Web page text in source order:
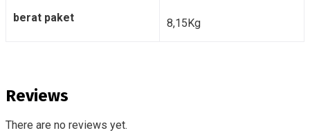
berat paket 8,15Kg
Reviews
There are no reviews yet.